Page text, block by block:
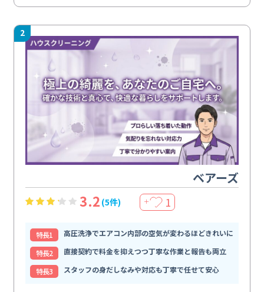
2
ベアーズ
3.2 (5件) ＋ 1
特⻑1
高圧洗浄でエアコン内部の空気が変わるほどきれいに
特⻑2
直接契約で料金を抑えつつ丁寧な作業と報告も両立
特⻑3
スタッフの身だしなみや対応も丁寧で任せて安心